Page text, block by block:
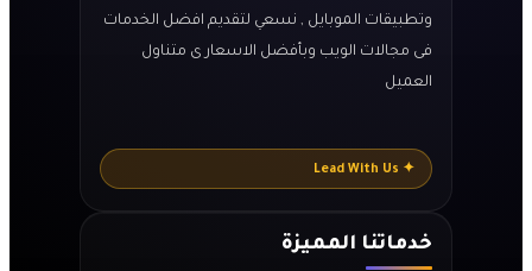
وتطبيقات الموبايل , نسعي لتقديم افضل الخدمات
فى مجالات الويب وبأفضل الاسعار ى متناول
العميل
✦ Lead With Us
خدماتنا المميزة